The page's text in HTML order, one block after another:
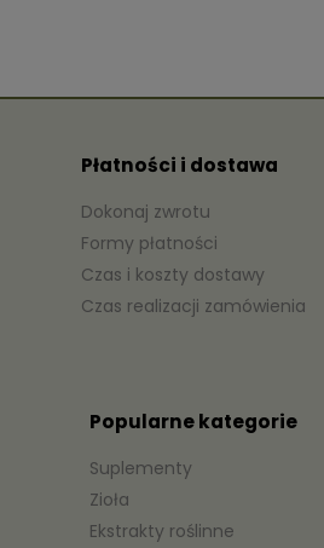
Płatności i dostawa
Dokonaj zwrotu
Formy płatności
Czas i koszty dostawy
Czas realizacji zamówienia
Popularne kategorie
Suplementy
Zioła
Ekstrakty roślinne